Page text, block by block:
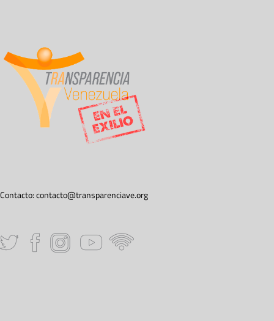
Contacto:contacto@transparenciave.org